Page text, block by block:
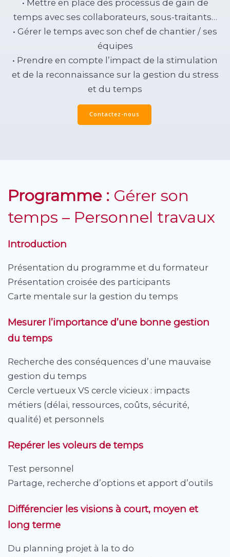
• Mettre en place des processus de gain de
temps avec ses collaborateurs, sous-traitants…
• Gérer le temps avec son chef de chantier / ses
équipes
• Prendre en compte l’impact de la stimulation
et de la reconnaissance sur la gestion du stress
et du temps
Contactez-nous
Programme : Gérer son
temps – Personnel travaux
Introduction
Présentation du programme et du formateur
Présentation croisée des participants
Carte mentale sur la gestion du temps
Mesurer l’importance d’une bonne gestion
du temps
Recherche des conséquences d’une mauvaise
gestion du temps
Cercle vertueux VS cercle vicieux : impacts
métiers (délai, ressources, coûts, sécurité,
qualité) et personnels
Repérer les voleurs de temps
Test personnel
Partage, recherche d’options et apport d’outils
Différencier les visions à court, moyen et
long terme
Du planning projet à la to do